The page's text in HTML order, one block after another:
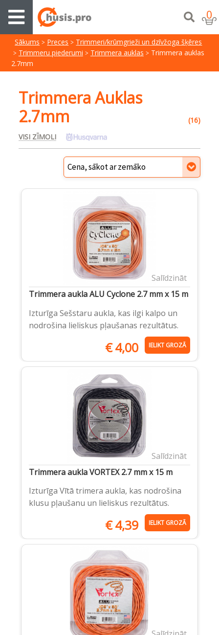
0
Sākums Preces
Trimmeri/krūmgrieži un dzīvžoga šķēres
Trimmeru piederumi
Trimmera auklas
Trimmera auklas
2.7mm
Trimmera Auklas
2.7mm
(16)
VISI ZĪMOLI
Salīdzināt
Trimmera aukla ALU Cyclone 2.7 mm x 15 m
Izturīga Sešstaru aukla, kas ilgi kalpo un
nodrošina lieliskus pļaušanas rezultātus.
€4,00 IELIKT GROZĀ
Salīdzināt
Trimmera aukla VORTEX 2.7 mm x 15 m
Izturīga Vītā trimera aukla, kas nodrošina
klusu pļaušanu un lieliskus rezultātus.
€4,39 IELIKT GROZĀ